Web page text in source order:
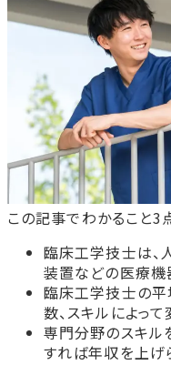
この記事でわかること3
臨床工学技士は、
装置などの医療機
臨床工学技士の平
数、スキルによって
専門分野のスキル
すれば年収を上げ